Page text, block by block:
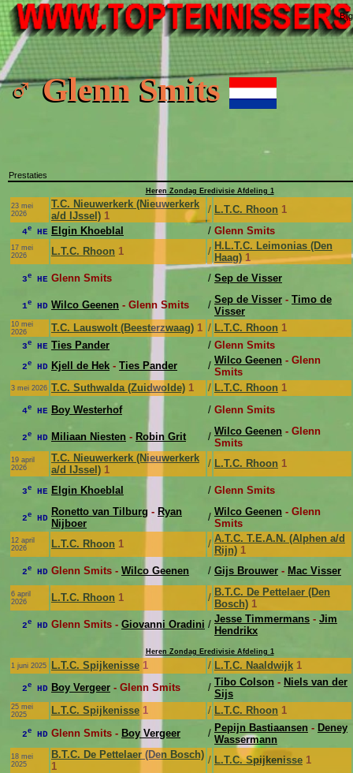
♂ Glenn Smits
Prestaties
Heren Zondag Eredivisie Afdeling 1
23 mei
2026
T.C. Nieuwerkerk (Nieuwerkerk
a/d IJssel) 1
/ L.T.C. Rhoon 1
4e HE Elgin Khoeblal / Glenn Smits
17 mei
2026
L.T.C. Rhoon 1 / H.L.T.C. Leimonias (Den
Haag) 1
3e HE Glenn Smits / Sep de Visser
1e HD Wilco Geenen - Glenn Smits / Sep de Visser - Timo de
Visser
10 mei
2026
T.C. Lauswolt (Beesterzwaag) 1 / L.T.C. Rhoon 1
3e HE Ties Pander / Glenn Smits
2e HD Kjell de Hek - Ties Pander / Wilco Geenen - Glenn
Smits
3 mei 2026 T.C. Suthwalda (Zuidwolde) 1 / L.T.C. Rhoon 1
4e HE Boy Westerhof / Glenn Smits
2e HD Miliaan Niesten - Robin Grit / Wilco Geenen - Glenn
Smits
19 april
2026
T.C. Nieuwerkerk (Nieuwerkerk
a/d IJssel) 1
/ L.T.C. Rhoon 1
3e HE Elgin Khoeblal / Glenn Smits
2e HD
Ronetto van Tilburg - Ryan
Nijboer
/ Wilco Geenen - Glenn
Smits
12 april
2026
L.T.C. Rhoon 1 / A.T.C. T.E.A.N. (Alphen a/d
Rijn) 1
2e HD Glenn Smits - Wilco Geenen / Gijs Brouwer - Mac Visser
6 april
2026
L.T.C. Rhoon 1 / B.T.C. De Pettelaer (Den
Bosch) 1
2e HD Glenn Smits - Giovanni Oradini / Jesse Timmermans - Jim
Hendrikx
Heren Zondag Eredivisie Afdeling 1
1 juni 2025
L.T.C. Spijkenisse 1 / L.T.C. Naaldwijk 1
2e HD Boy Vergeer - Glenn Smits / Tibo Colson - Niels van der
Sijs
25 mei
2025
L.T.C. Spijkenisse 1 / L.T.C. Rhoon 1
2e HD Glenn Smits - Boy Vergeer / Pepijn Bastiaansen - Deney
Wassermann
18 mei
2025
B.T.C. De Pettelaer (Den Bosch)
1
/ L.T.C. Spijkenisse 1